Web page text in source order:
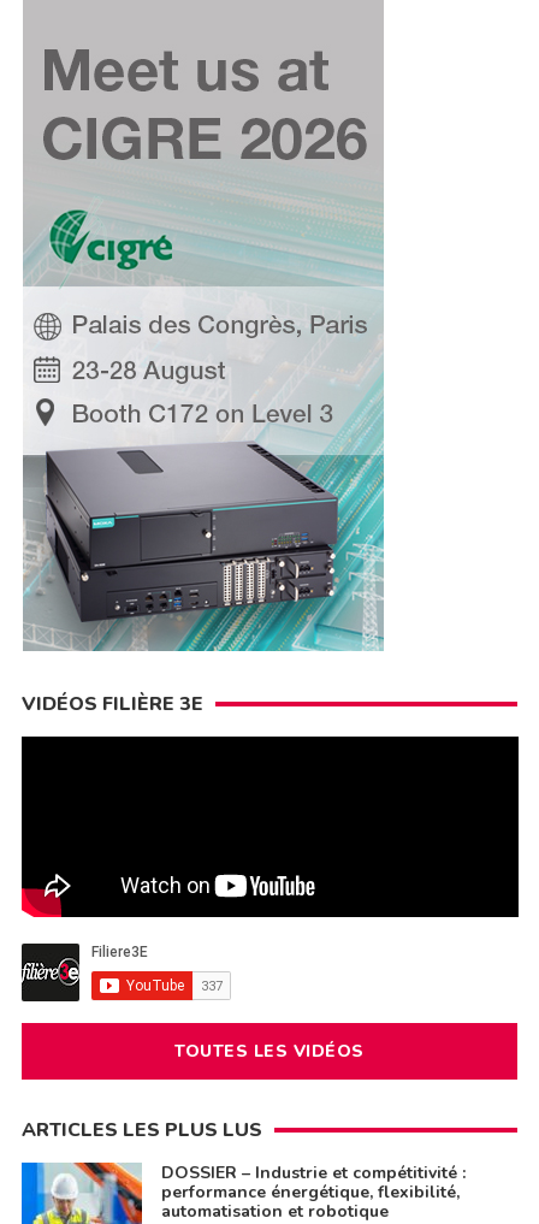
VIDÉOS FILIÈRE 3E
TOUTES LES VIDÉOS
ARTICLES LES PLUS LUS
DOSSIER – Industrie et compétitivité :
performance énergétique, flexibilité,
automatisation et robotique